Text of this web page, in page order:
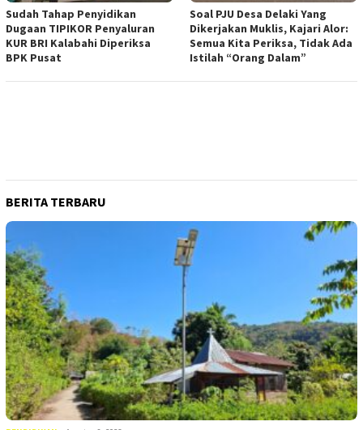
Sudah Tahap Penyidikan
Dugaan TIPIKOR Penyaluran
KUR BRI Kalabahi Diperiksa
BPK Pusat
Soal PJU Desa Delaki Yang
Dikerjakan Muklis, Kajari Alor:
Semua Kita Periksa, Tidak Ada
Istilah “Orang Dalam”
BERITA TERBARU